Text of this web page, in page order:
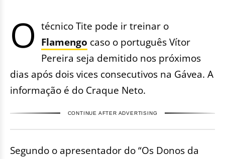
O técnico Tite pode ir treinar o
Flamengo caso o português Vítor
Pereira seja demitido nos próximos
dias após dois vices consecutivos na Gávea. A
informação é do Craque Neto.
CONTINUE AFTER ADVERTISING
Segundo o apresentador do “Os Donos da